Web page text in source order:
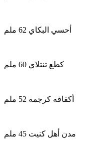
أحسي البكاي 62 ملم
كطع تنتلاي 60 ملم
أكفافه كرجمه 52 ملم
مدن أهل كنيت 45 ملم